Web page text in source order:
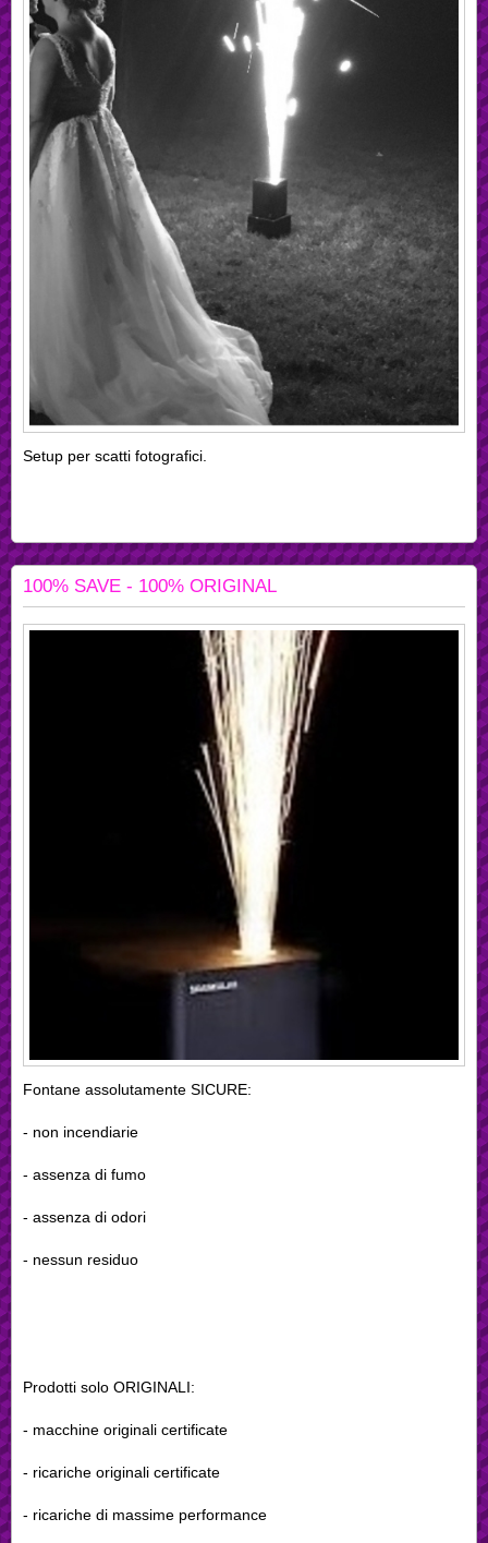
Setup per scatti fotografici.
100% SAVE - 100% ORIGINAL
Fontane assolutamente SICURE:
- non incendiarie
- assenza di fumo
- assenza di odori
- nessun residuo
Prodotti solo ORIGINALI:
- macchine originali certificate
- ricariche originali certificate
- ricariche di massime performance